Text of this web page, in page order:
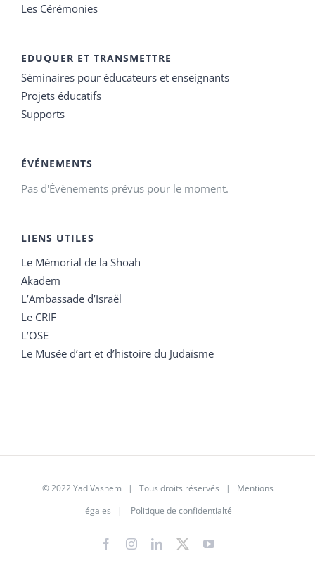
Les Cérémonies
EDUQUER ET TRANSMETTRE
Séminaires pour éducateurs et enseignants
Projets éducatifs
Supports
ÉVÉNEMENTS
Pas d'Évènements prévus pour le moment.
LIENS UTILES
Le Mémorial de la Shoah
Akadem
L’Ambassade d’Israël
Le CRIF
L’OSE
Le Musée d’art et d’histoire du Judaïsme
© 2022 Yad Vashem | Tous droits réservés | Mentions
légales | Politique de confidentialté
FacebookInstagramLinkedIn
X YouTube